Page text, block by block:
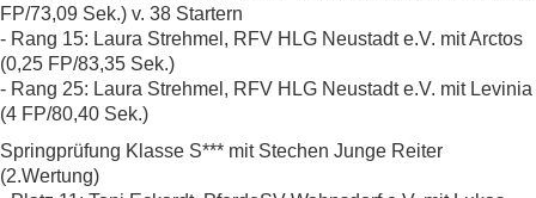
FP/73,09 Sek.) v. 38 Startern
- Rang 15: Laura Strehmel, RFV HLG Neustadt e.V. mit Arctos
(0,25 FP/83,35 Sek.)
- Rang 25: Laura Strehmel, RFV HLG Neustadt e.V. mit Levinia
(4 FP/80,40 Sek.)
Springprüfung Klasse S*** mit Stechen Junge Reiter
(2.Wertung)